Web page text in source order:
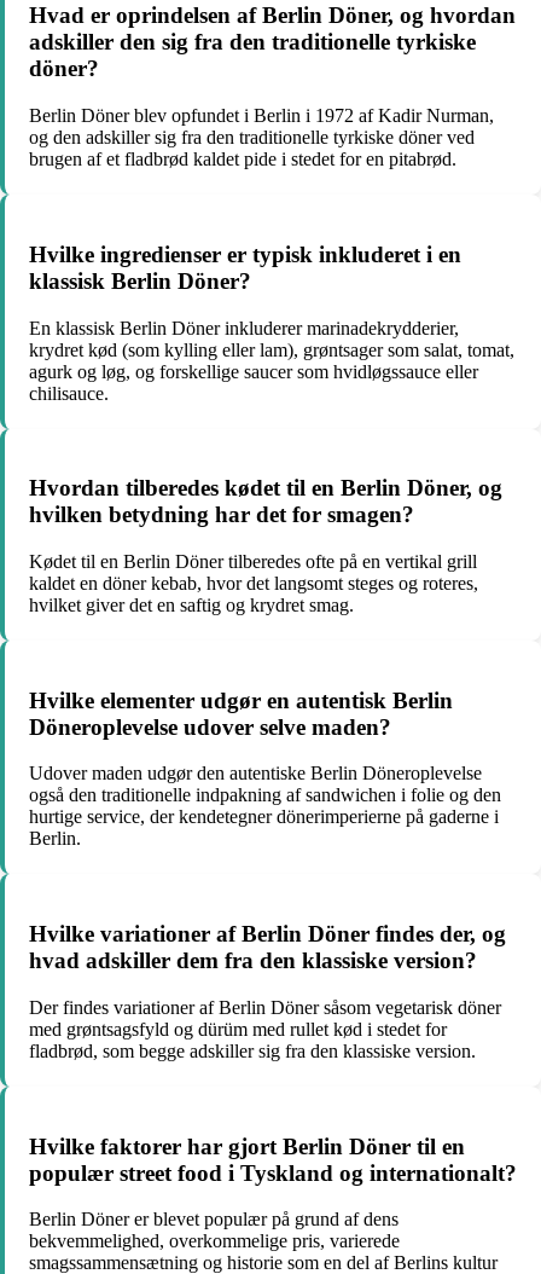
Hvad er oprindelsen af Berlin Döner, og hvordan
adskiller den sig fra den traditionelle tyrkiske
döner?
Berlin Döner blev opfundet i Berlin i 1972 af Kadir Nurman,
og den adskiller sig fra den traditionelle tyrkiske döner ved
brugen af et fladbrød kaldet pide i stedet for en pitabrød.
Hvilke ingredienser er typisk inkluderet i en
klassisk Berlin Döner?
En klassisk Berlin Döner inkluderer marinadekrydderier,
krydret kød (som kylling eller lam), grøntsager som salat, tomat,
agurk og løg, og forskellige saucer som hvidløgssauce eller
chilisauce.
Hvordan tilberedes kødet til en Berlin Döner, og
hvilken betydning har det for smagen?
Kødet til en Berlin Döner tilberedes ofte på en vertikal grill
kaldet en döner kebab, hvor det langsomt steges og roteres,
hvilket giver det en saftig og krydret smag.
Hvilke elementer udgør en autentisk Berlin
Döneroplevelse udover selve maden?
Udover maden udgør den autentiske Berlin Döneroplevelse
også den traditionelle indpakning af sandwichen i folie og den
hurtige service, der kendetegner dönerimperierne på gaderne i
Berlin.
Hvilke variationer af Berlin Döner findes der, og
hvad adskiller dem fra den klassiske version?
Der findes variationer af Berlin Döner såsom vegetarisk döner
med grøntsagsfyld og dürüm med rullet kød i stedet for
fladbrød, som begge adskiller sig fra den klassiske version.
Hvilke faktorer har gjort Berlin Döner til en
populær street food i Tyskland og internationalt?
Berlin Döner er blevet populær på grund af dens
bekvemmelighed, overkommelige pris, varierede
smagssammensætning og historie som en del af Berlins kultur